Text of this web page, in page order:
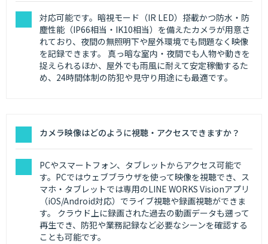
対応可能です。暗視モード（IR LED）搭載かつ防水・防
塵性能（IP66相当・IK10相当）を備えたカメラが用意さ
れており、夜間の無照明下や屋外環境でも問題なく映像
を記録できます。 真っ暗な室内・夜間でも人物や動きを
捉えられるほか、屋外でも雨風に耐えて安定稼働するた
め、24時間体制の防犯や見守り用途にも最適です。
カメラ映像はどのように視聴・アクセスできますか？
PCやスマートフォン、タブレットからアクセス可能で
す。PCではウェブブラウザを使って映像を視聴でき、ス
マホ・タブレットでは専用のLINE WORKS Visionアプリ
（iOS/Android対応）でライブ視聴や録画視聴ができま
す。 クラウド上に録画された過去の動画データも遡って
再生でき、防犯や業務記録など必要なシーンを確認する
ことも可能です。